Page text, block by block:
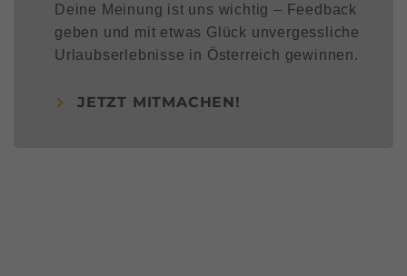
Deine Meinung ist uns wichtig – Feedback
geben und mit etwas Glück unvergessliche
Urlaubserlebnisse in Österreich gewinnen.
JETZT MITMACHEN!